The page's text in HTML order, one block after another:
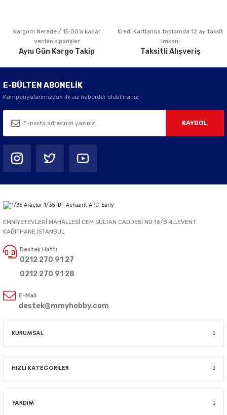
Gönder
Kargom Nerede / 15:00’a kadar
verilen siparişler
Aynı Gün Kargo Takip
Kredi Kartlarına toplamda 12 ay taksit
imkanı
Taksitli Alışveriş
E-BÜLTEN ABONELİK
Kampanyalarımızdan ilk siz haberdar olabilirsiniz.
KAYDOL
EMNİYETEVLERİ MAHALLESİ CEM SULTAN CADDESİ NO:16/B 4.LEVENT
KAĞITHANE İSTANBUL
Destek Hattı
0212 270 91 27
0212 270 91 28
E-Mail
destek@mmyhobby.com
KURUMSAL
HIZLI KATEGORİLER
YARDIM